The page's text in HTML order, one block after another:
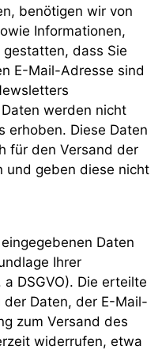
benötigen wir von
Informationen,
dass Sie
E-Mail-Adresse sind
werden nicht
erhoben. Diese Daten
für den Versand der
und geben diese nicht
Daten
Ihrer
DSGVO). Die erteilte
der Daten, der E-Mail-
zum Versand des
widerrufen, etwa